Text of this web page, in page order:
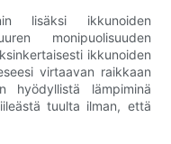
lisäksi ikkunoiden
monipuolisuuden
ikkunoiden
virtaavan raikkaan
hyödyllistä lämpiminä
tuulta ilman, että